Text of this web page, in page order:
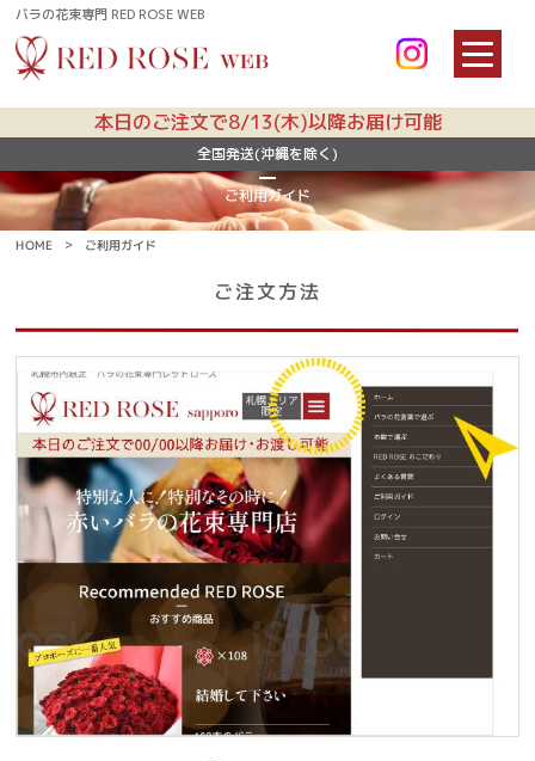
バラの花束専門 RED ROSE WEB
本日のご注文で8/13(木)以降お届け可能
全国発送(沖縄を除く)
HOME ご利用ガイド
User Guide
ご利用ガイド
ご注文方法